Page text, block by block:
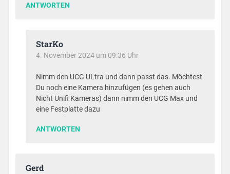
ANTWORTEN
StarKo
4. November 2024 um 09:36 Uhr
Nimm den UCG ULtra und dann passt das. Möchtest
Du noch eine Kamera hinzufügen (es gehen auch
Nicht Unifi Kameras) dann nimm den UCG Max und
eine Festplatte dazu
ANTWORTEN
Gerd